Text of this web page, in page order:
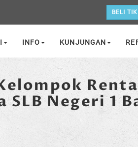
BELI
INFO KUNJUNGAN
Negeri 1